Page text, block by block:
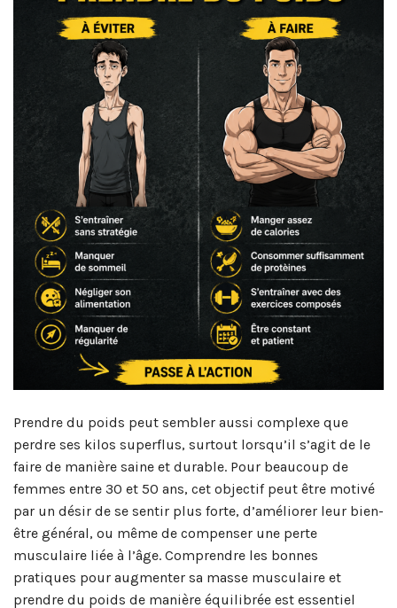
Prendre du poids peut sembler aussi complexe que
perdre ses kilos superflus, surtout lorsqu’il s’agit de le
faire de manière saine et durable. Pour beaucoup de
femmes entre 30 et 50 ans, cet objectif peut être motivé
par un désir de se sentir plus forte, d’améliorer leur bien-
être général, ou même de compenser une perte
musculaire liée à l’âge. Comprendre les bonnes
pratiques pour augmenter sa masse musculaire et
prendre du poids de manière équilibrée est essentiel